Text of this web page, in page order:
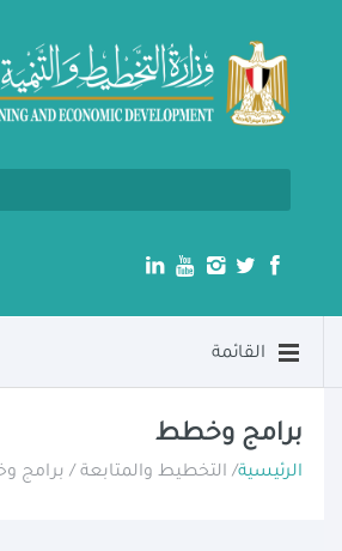
القائمة
برامج وخطط
الرئيسية/ التخطيط والمتابعة / برامج